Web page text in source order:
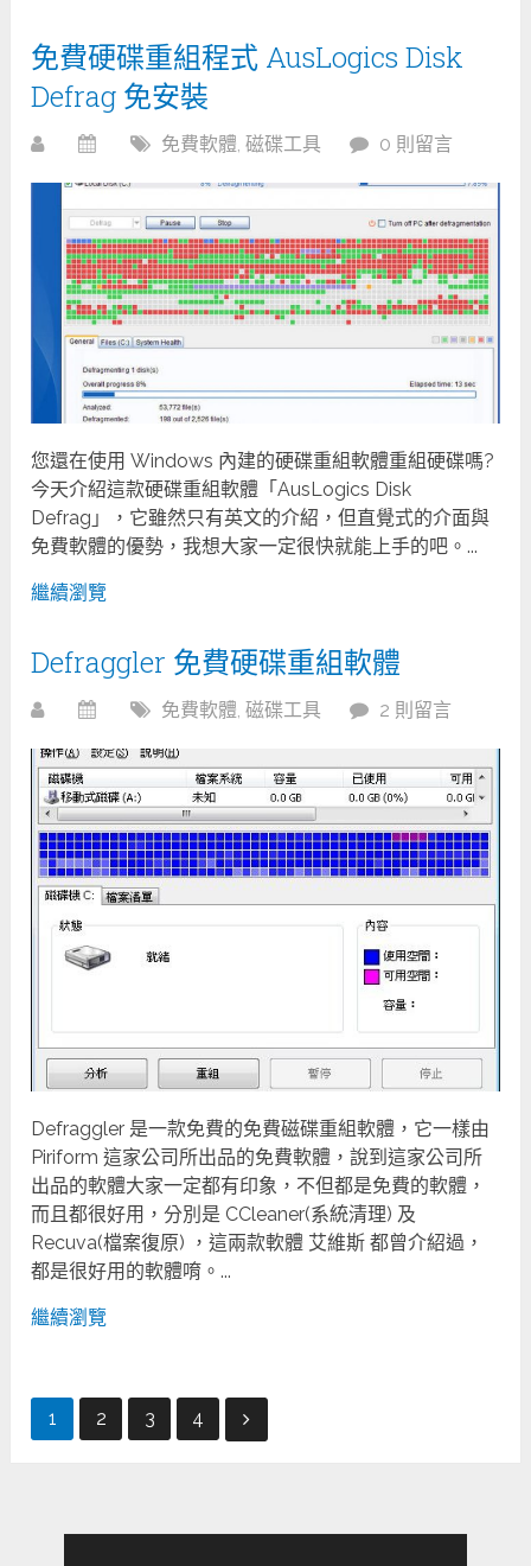
免費硬碟重組程式 AusLogics Disk
Defrag 免安裝
免費軟體 ,磁碟工具 0 則留言
您還在使用 Windows 內建的硬碟重組軟體重組硬碟嗎?
今天介紹這款硬碟重組軟體「AusLogics Disk
Defrag」，它雖然只有英文的介紹，但直覺式的介面與
免費軟體的優勢，我想大家一定很快就能上手的吧。...
繼續瀏覽
Defraggler 免費硬碟重組軟體
免費軟體,磁碟工具 2 則留言
Defraggler 是一款免費的免費磁碟重組軟體，它一樣由
Piriform 這家公司所出品的免費軟體，說到這家公司所
出品的軟體大家一定都有印象，不但都是免費的軟體，
而且都很好用，分別是 CCleaner(系統清理) 及
Recuva(檔案復原) ，這兩款軟體 艾維斯 都曾介紹過，
都是很好用的軟體唷。...
繼續瀏覽
文
1 2 3 4